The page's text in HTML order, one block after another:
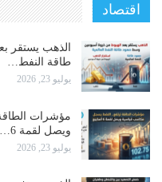
اقتصاد
الذهب يستقر
طاقة النفط…
يوليو 23, 2026
مؤشرات
ويصل لقمة 6…
يوليو 23, 2026